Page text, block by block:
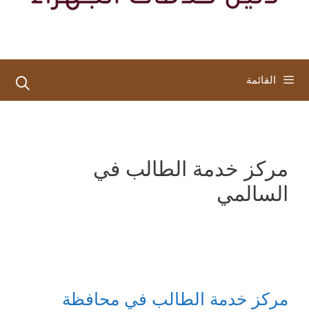
القائمة
مركز خدمة الطالب في
السالمي
مركز خدمة الطالب في محافظة